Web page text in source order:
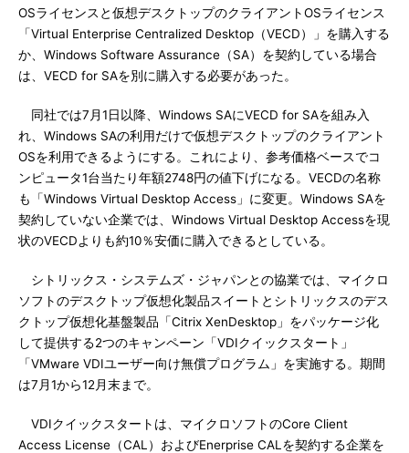
OSライセンスと仮想デスクトップのクライアントOSライセンス
「Virtual Enterprise Centralized Desktop（VECD）」を購入する
か、Windows Software Assurance（SA）を契約している場合
は、VECD for SAを別に購入する必要があった。
同社では7月1日以降、Windows SAにVECD for SAを組み入
れ、Windows SAの利用だけで仮想デスクトップのクライアント
OSを利用できるようにする。これにより、参考価格ベースでコ
ンピュータ1台当たり年額2748円の値下げになる。VECDの名称
も「Windows Virtual Desktop Access」に変更。Windows SAを
契約していない企業では、Windows Virtual Desktop Accessを現
状のVECDよりも約10％安価に購入できるとしている。
シトリックス・システムズ・ジャパンとの協業では、マイクロ
ソフトのデスクトップ仮想化製品スイートとシトリックスのデス
クトップ仮想化基盤製品「Citrix XenDesktop」をパッケージ化
して提供する2つのキャンペーン「VDIクイックスタート」
「VMware VDIユーザー向け無償プログラム」を実施する。期間
は7月1から12月末まで。
VDIクイックスタートは、マイクロソフトのCore Client
Access License（CAL）およびEnerprise CALを契約する企業を